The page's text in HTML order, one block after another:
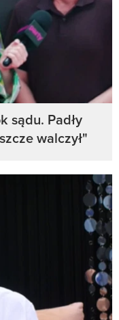
sądu. Padły
walczył"